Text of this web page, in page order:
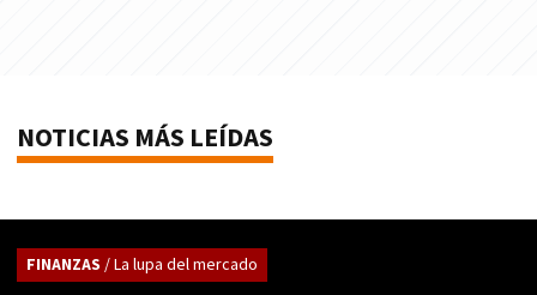
NOTICIAS MÁS LEÍDAS
FINANZAS / La lupa del mercado